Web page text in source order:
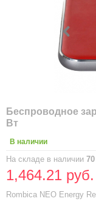
Беспроводное
Вт
В наличии
На складе в наличии 70
1,464.21 руб.
Rombica NEO Energy